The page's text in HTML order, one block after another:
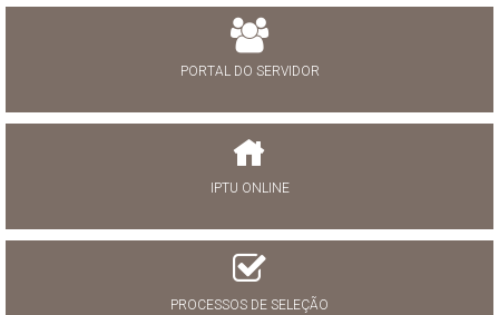
PORTAL DO SERVIDOR
IPTU ONLINE
PROCESSOS DE SELEÇÃO